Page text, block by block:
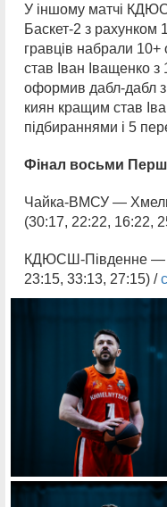
У іншому матчі
Баскет-2 з
гравців набрали
став Іван Іващенко
оформив дабл-дабл з
киян кращим став
підбираннями і 5
Фінал восьми
Чайка-ВМСУ —
(30:17, 22:22, 16:22,
КДЮСШ-Південне —
23:15, 33:13, 27:15) /